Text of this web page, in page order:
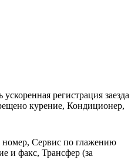
регистрация заезда
курение, Кондиционер,
номер, Сервис по глажению
и факс, Трансфер (за